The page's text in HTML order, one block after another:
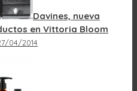
Davines, nueva
en Vittoria Bloom
04/2014